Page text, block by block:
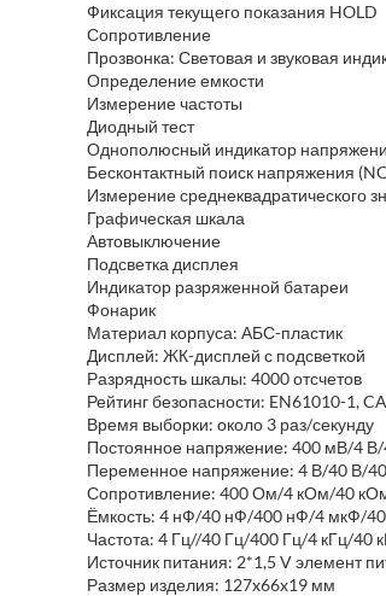
Фиксация текущего показания HOLD
Сопротивление
Прозвонка: Световая и звуковая
Определение емкости
Измерение частоты
Диодный тест
Однополюсный индикатор
Бесконтактный поиск напряжения
Измерение среднеквадратического
Графическая шкала
Автовыключение
Подсветка дисплея
Индикатор разряженной батареи
Фонарик
Материал корпуса: АБС-пластик
Дисплей: ЖК-дисплей с подсветкой
Разрядность шкалы: 4000 отсчетов
Рейтинг безопасности: EN61010-1,
Время выборки: около 3 раз/секунду
Постоянное напряжение: 400 мВ/4
Переменное напряжение: 4 В/40 В/
Сопротивление: 400 Ом/4 кОм/40
Ёмкость: 4 нФ/40 нФ/400 нФ/4 мкФ/
Частота: 4 Гц//40 Гц/400 Гц/4 кГц/40
Источник питания: 2*1,5 V элемент
Размер изделия: 127x66x19 мм